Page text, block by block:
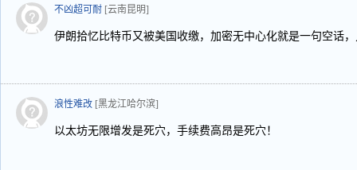
不凶超可耐 [云南昆明]
伊朗拾忆比特币又被美国收缴，加密无中心化就是一句空话
浪性难改 [黑龙江哈尔滨]
以太坊无限增发是死穴，手续费高昂是死穴！